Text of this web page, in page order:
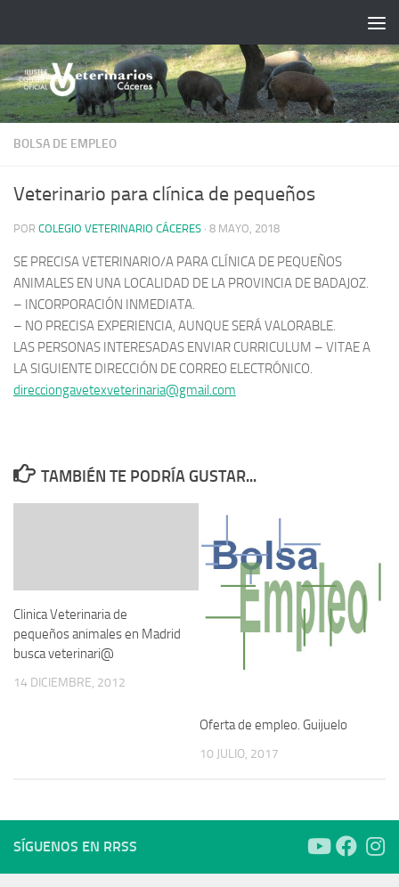
BOLSA DE EMPLEO
Veterinario para clínica de pequeños
POR COLEGIO VETERINARIO CÁCERES · 8 MAYO, 2018
SE PRECISA VETERINARIO/A PARA CLÍNICA DE PEQUEÑOS
ANIMALES EN UNA LOCALIDAD DE LA PROVINCIA DE BADAJOZ.
– INCORPORACIÓN INMEDIATA.
– NO PRECISA EXPERIENCIA, AUNQUE SERÁ VALORABLE.
LAS PERSONAS INTERESADAS ENVIAR CURRICULUM – VITAE A
LA SIGUIENTE DIRECCIÓN DE CORREO ELECTRÓNICO.
direcciongavetexveterinaria@gmail.com
TAMBIÉN TE PODRÍA GUSTAR...
Clinica Veterinaria de
pequeños animales en Madrid
busca veterinari@
14 DICIEMBRE, 2012
Oferta de empleo. Guijuelo
10 JULIO, 2017
SÍGUENOS EN RRSS